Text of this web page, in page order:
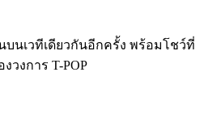
บนเวทีเดียวกันอีกครั้ง พร้อมโชว์ที่
วงการ T-POP